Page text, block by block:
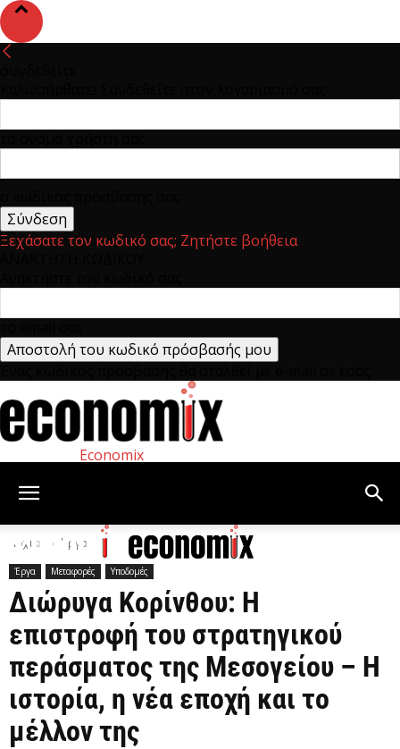
Ξεχάσατε τον κωδικό σας; Ζητήστε βοήθεια
Economix
Αρχική Έργα
Έργα Μεταφορές Υποδομές
Διώρυγα Κορίνθου: Η
επιστροφή του στρατηγικού
περάσματος της Μεσογείου – Η
ιστορία, η νέα εποχή και το
μέλλον της